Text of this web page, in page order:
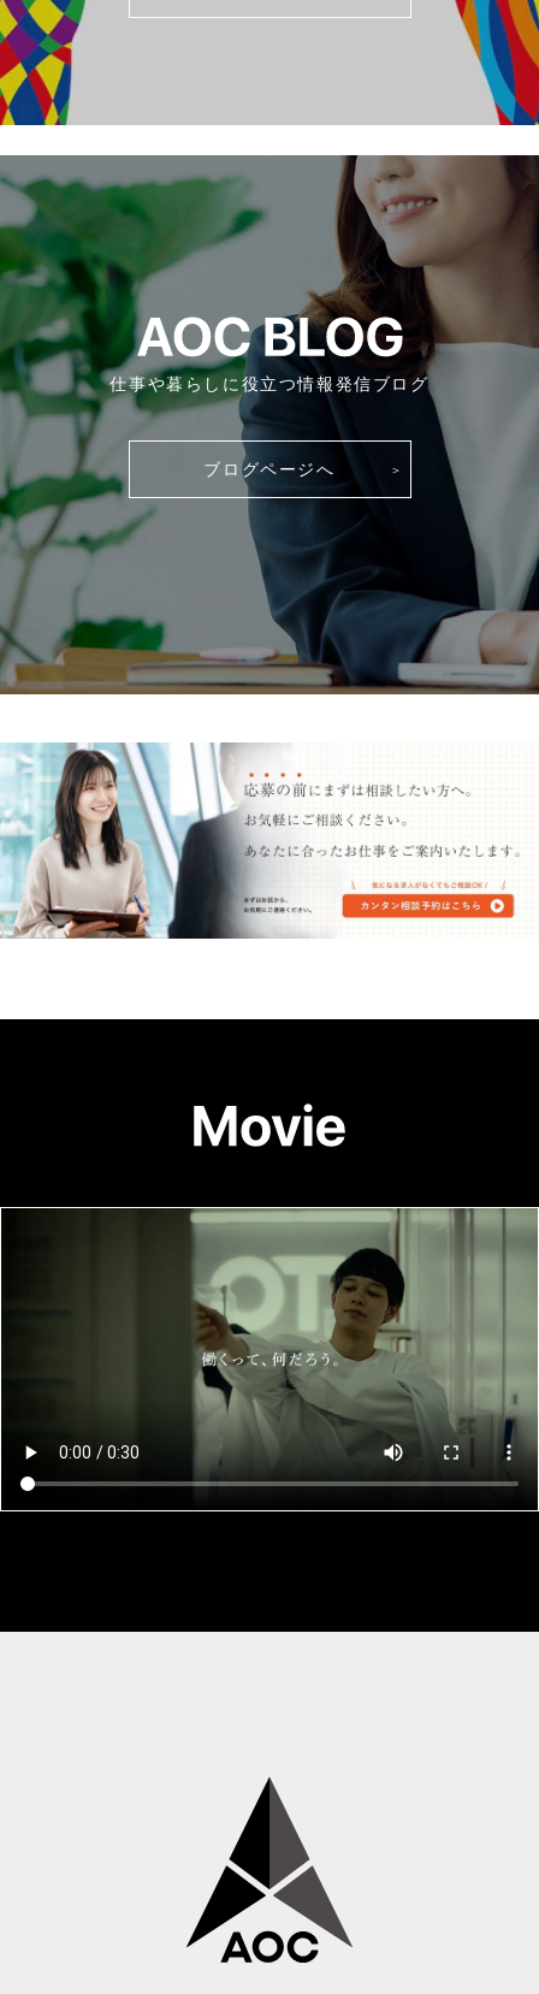
仕事や暮らしに役立つ情報発信ブログ
ブログページへ